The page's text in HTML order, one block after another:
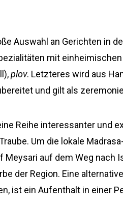
Auswahl an Gerichten in
mit
plov. Letzteres wird aus
und gilt als
Reihe interessanter und
Um die lokale
Meysari auf dem Weg nach
der Region. Eine
ist ein Aufenthalt in einer